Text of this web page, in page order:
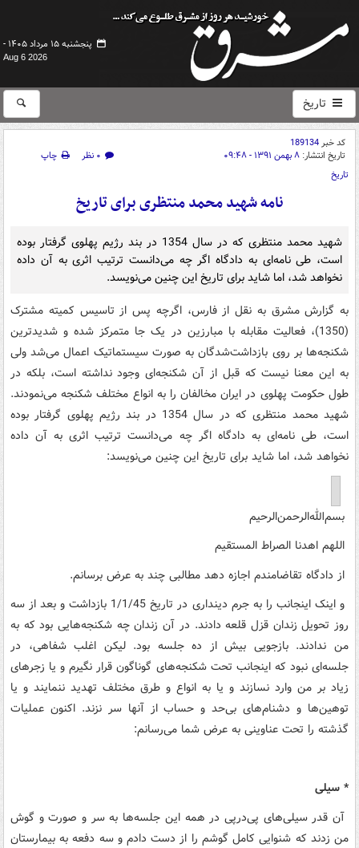
پنجشنبه ۱۵ مرداد ۱۴۰۵ -
Aug 6 2026
تاریخ
کد خبر189134
تاریخ انتشار: ۸ بهمن ۱۳۹۱ - ۰۹:۴۸ ۰ نظر
چاپ
تاریخ
نامه شهید محمد منتظری برای تاریخ
شهید محمد منتظری که در سال 1354 در بند رژیم پهلوی گرفتار بوده
است، طی نامه‌ای به دادگاه اگر چه می‌دانست ترتیب اثری به آن داده
نخواهد شد، اما شاید برای تاریخ این چنین می‌نویسد.
به گزارش مشرق به نقل از فارس، اگرچه پس از تاسیس کمیته مشترک
(1350)، فعالیت مقابله با مبارزین در یک جا متمرکز شده و شدیدترین
شکنجه‌ها بر روی بازداشت‌شدگان به صورت سیستماتیک اعمال می‌شد ولی
به این معنا نیست که قبل از آن شکنجه‌ای وجود نداشته است، بلکه در
طول حکومت پهلوی در ایران مخالفان را به انواع مختلف شکنجه می‌نمودند.
شهید محمد منتظری که در سال 1354 در بند رژیم پهلوی گرفتار بوده
است، طی نامه‌ای به دادگاه اگر چه می‌دانست ترتیب اثری به آن داده
نخواهد شد، اما شاید برای تاریخ این چنین می‌نویسد:
بسم‌الله‌الرحمن‌الرحیم
اللهم اهدنا الصراط المستقیم
از دادگاه تقاضامندم اجازه دهد مطالبی چند به عرض برسانم.
و اینک اینجانب را به جرم دینداری در تاریخ 1/1/45 بازداشت و بعد از سه
روز تحویل زندان قزل قلعه دادند. در آن زندان چه شکنجه‌هایی بود که به
من ندادند. بازجویی بیش از ده جلسه بود. لیکن اغلب شفاهی، در
جلسه‌ای نبود که اینجانب تحت شکنجه‌های گوناگون قرار نگیرم و یا زجرهای
زیاد بر من وارد نسازند و یا به انواع و طرق مختلف تهدید ننمایند و یا
توهین‌ها و دشنام‌های بی‌حد و حساب از آنها سر نزند. اکنون عملیات
گذشته را تحت عناوینی به عرض شما می‌رسانم:
* سیلی
آن قدر سیلی‌های پی‌درپی در همه این جلسه‌ها به سر و صورت و گوش
من زدند که شنوایی کامل گوشم را از دست دادم و سه دفعه به بیمارستان